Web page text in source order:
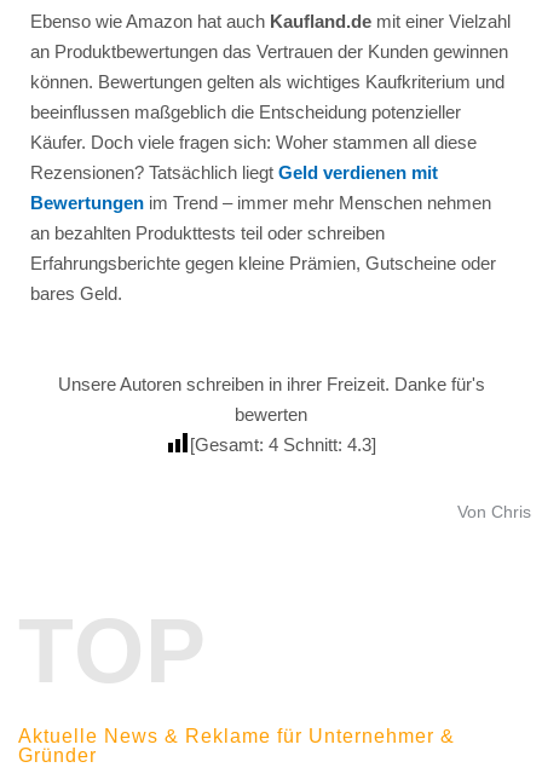
Ebenso wie Amazon hat auch Kaufland.demit einer Vielzahl
an Produktbewertungen das Vertrauen der Kunden gewinnen
können. Bewertungen gelten als wichtiges Kaufkriterium und
beeinflussen maßgeblich die Entscheidung potenzieller
Käufer. Doch viele fragen sich: Woher stammen all diese
Rezensionen? Tatsächlich liegt Geld verdienen mit
Bewertungenim Trend – immer mehr Menschen nehmen
an bezahlten Produkttests teil oder schreiben
Erfahrungsberichte gegen kleine Prämien, Gutscheine oder
bares Geld.
Unsere Autoren schreiben in ihrer Freizeit. Danke für's
bewerten
[Gesamt: 4 Schnitt: 4.3]
Von Chris
TOP
Aktuelle News & Reklame für Unternehmer &
Gründer